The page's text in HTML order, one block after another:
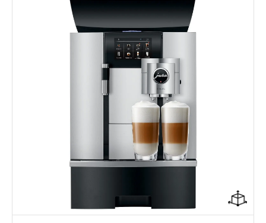
32 keuzemogelijkheden in dranken
Vaste wateraansluiting